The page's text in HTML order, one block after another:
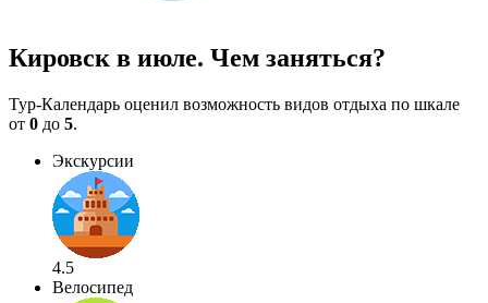
Кировск в июле. Чем заняться?
Тур-Календарь оценил возможность видов отдыха по шкале
от 0 до 5.
Экскурсии
4.5
Велосипед